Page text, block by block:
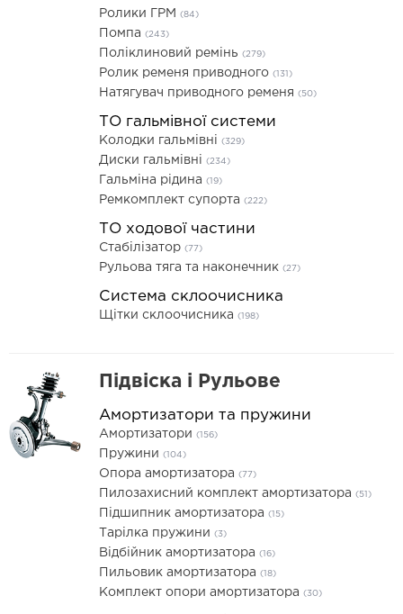
Ролики ГРМ (84)
Помпа (243)
Поліклиновий ремінь (279)
Ролик ременя приводного (131)
Натягувач приводного ременя (50)
ТО гальмівної системи
Колодки гальмівні (329)
Диски гальмівні (234)
Гальміна рідина (19)
Ремкомплект супорта (222)
ТО ходової частини
Стабілізатор (77)
Рульова тяга та наконечник (27)
Система склоочисника
Щітки склоочисника (198)
Підвіска і Рульове
Амортизатори та пружини
Амортизатори (156)
Пружини (104)
Опора амортизатора (77)
Пилозахисний комплект амортизатора (51)
Підшипник амортизатора (15)
Тарілка пружини (3)
Відбійник амортизатора (16)
Пильовик амортизатора (18)
Комплект опори амортизатора (30)